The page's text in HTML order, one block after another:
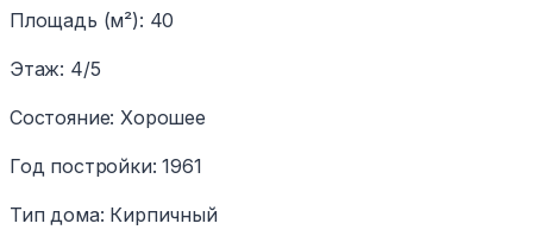
Площадь (м²): 40
Этаж: 4/5
Состояние: Хорошее
Год постройки: 1961
Тип дома: Кирпичный